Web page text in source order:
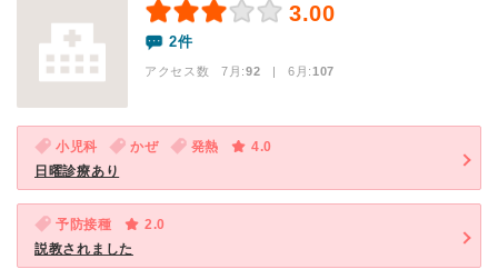
3.00
2件
アクセス数 7月:92 | 6月:107
小児科 かぜ 発熱
4.0
日曜診療あり
予防接種
2.0
説教されました